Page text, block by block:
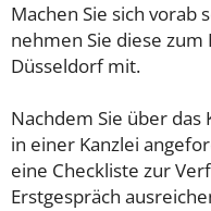
Machen Sie sich vorab
nehmen Sie diese
Düsseldorf mit.
Nachdem Sie über
in einer Kanzlei
eine Checkliste zur
Erstgespräch